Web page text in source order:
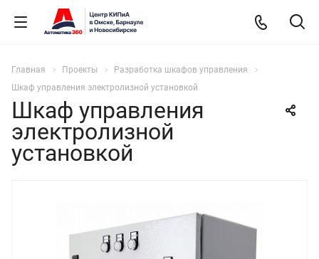
Главная Проекты
Разработка шкафов управления
Шкаф управления электролизной установкой
Шкаф управления
электролизной
установкой